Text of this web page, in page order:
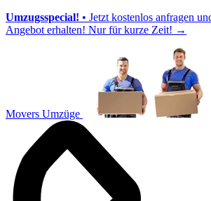
Umzugsspecial! • Jetzt kostenlos anfragen
Angebot erhalten! Nur für kurze Zeit! →
Movers Umzüge